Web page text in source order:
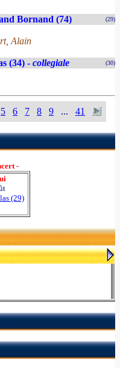
Bornand (74) (29)
Alain
(34) - collegiale (30)
5 6 7 8 9 ... 41
-
(29)